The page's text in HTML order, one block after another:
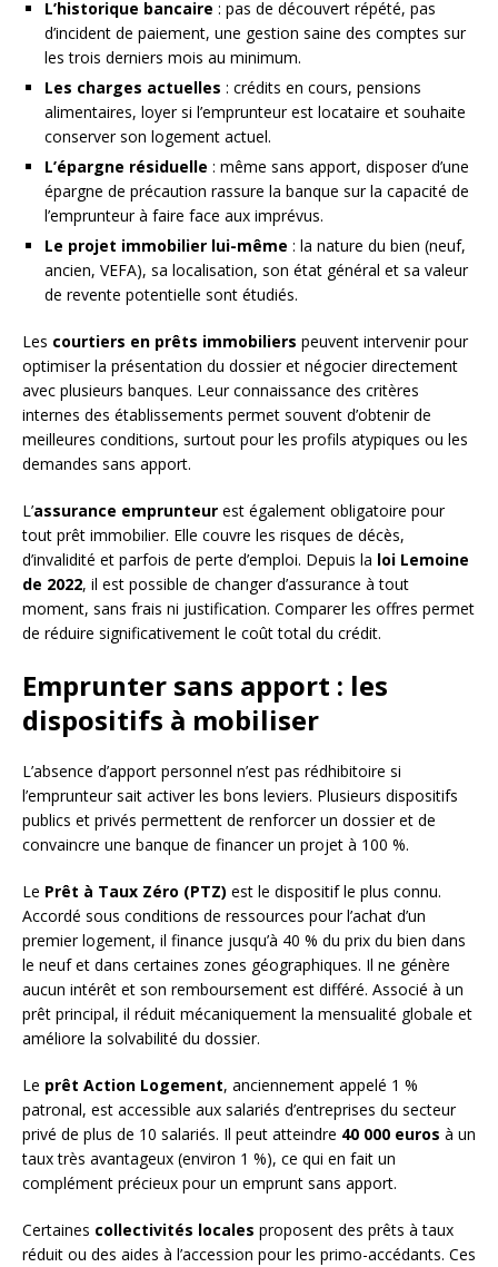
L’historique bancaire : pas de découvert répété, pas
d’incident de paiement, une gestion saine des comptes sur
les trois derniers mois au minimum.
Les charges actuelles : crédits en cours, pensions
alimentaires, loyer si l’emprunteur est locataire et souhaite
conserver son logement actuel.
L’épargne résiduelle : même sans apport, disposer d’une
épargne de précaution rassure la banque sur la capacité de
l’emprunteur à faire face aux imprévus.
Le projet immobilier lui-même : la nature du bien (neuf,
ancien, VEFA), sa localisation, son état général et sa valeur
de revente potentielle sont étudiés.
Les courtiers en prêts immobiliers peuvent intervenir pour
optimiser la présentation du dossier et négocier directement
avec plusieurs banques. Leur connaissance des critères
internes des établissements permet souvent d’obtenir de
meilleures conditions, surtout pour les profils atypiques ou les
demandes sans apport.
L’assurance emprunteur est également obligatoire pour
tout prêt immobilier. Elle couvre les risques de décès,
d’invalidité et parfois de perte d’emploi. Depuis la loi Lemoine
de 2022, il est possible de changer d’assurance à tout
moment, sans frais ni justification. Comparer les offres permet
de réduire significativement le coût total du crédit.
Emprunter sans apport : les
dispositifs à mobiliser
L’absence d’apport personnel n’est pas rédhibitoire si
l’emprunteur sait activer les bons leviers. Plusieurs dispositifs
publics et privés permettent de renforcer un dossier et de
convaincre une banque de financer un projet à 100 %.
Le Prêt à Taux Zéro (PTZ) est le dispositif le plus connu.
Accordé sous conditions de ressources pour l’achat d’un
premier logement, il finance jusqu’à 40 % du prix du bien dans
le neuf et dans certaines zones géographiques. Il ne génère
aucun intérêt et son remboursement est différé. Associé à un
prêt principal, il réduit mécaniquement la mensualité globale et
améliore la solvabilité du dossier.
Le prêt Action Logement, anciennement appelé 1 %
patronal, est accessible aux salariés d’entreprises du secteur
privé de plus de 10 salariés. Il peut atteindre 40 000 euros à un
taux très avantageux (environ 1 %), ce qui en fait un
complément précieux pour un emprunt sans apport.
Certaines collectivités locales proposent des prêts à taux
réduit ou des aides à l’accession pour les primo-accédants. Ces